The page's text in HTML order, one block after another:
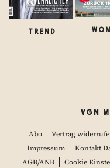
TREND
VGN
Abo Vertrag
Impressum
Kontakt
AGB/ANB
Cookie